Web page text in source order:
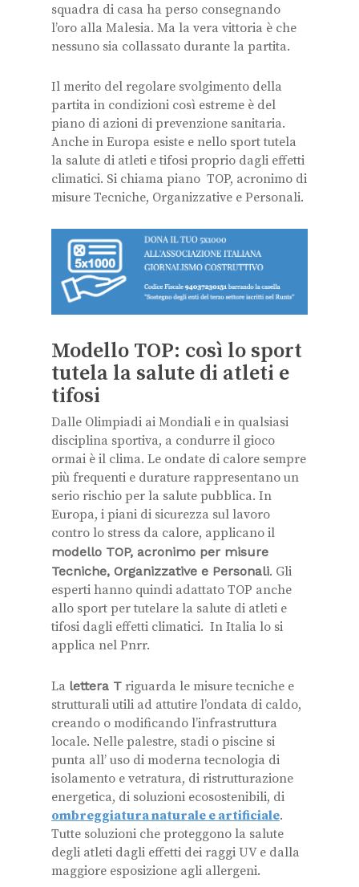
squadra di casa ha perso consegnando
l’oro alla Malesia. Ma la vera vittoria è che
nessuno sia collassato durante la partita.
Il merito del regolare svolgimento della
partita in condizioni così estreme è del
piano di azioni di prevenzione sanitaria.
Anche in Europa esiste e nello sport tutela
la salute di atleti e tifosi proprio dagli effetti
climatici. Si chiama piano TOP, acronimo di
misure Tecniche, Organizzative e Personali.
Modello TOP: così lo sport
tutela la salute di atleti e
tifosi
Dalle Olimpiadi ai Mondiali e in qualsiasi
disciplina sportiva, a condurre il gioco
ormai è il clima. Le ondate di calore sempre
più frequenti e durature rappresentano un
serio rischio per la salute pubblica. In
Europa, i piani di sicurezza sul lavoro
contro lo stress da calore, applicano il
modello TOP, acronimo per misure
Tecniche, Organizzative e Personali. Gli
esperti hanno quindi adattato TOP anche
allo sport per tutelare la salute di atleti e
tifosi dagli effetti climatici. In Italia lo si
applica nel Pnrr.
La lettera T riguarda le misure tecniche e
strutturali utili ad attutire l’ondata di caldo,
creando o modificando l’infrastruttura
locale. Nelle palestre, stadi o piscine si
punta all’ uso di moderna tecnologia di
isolamento e vetratura, di ristrutturazione
energetica, di soluzioni ecosostenibili, di
ombreggiatura naturale e artificiale.
Tutte soluzioni che proteggono la salute
degli atleti dagli effetti dei raggi UV e dalla
maggiore esposizione agli allergeni.